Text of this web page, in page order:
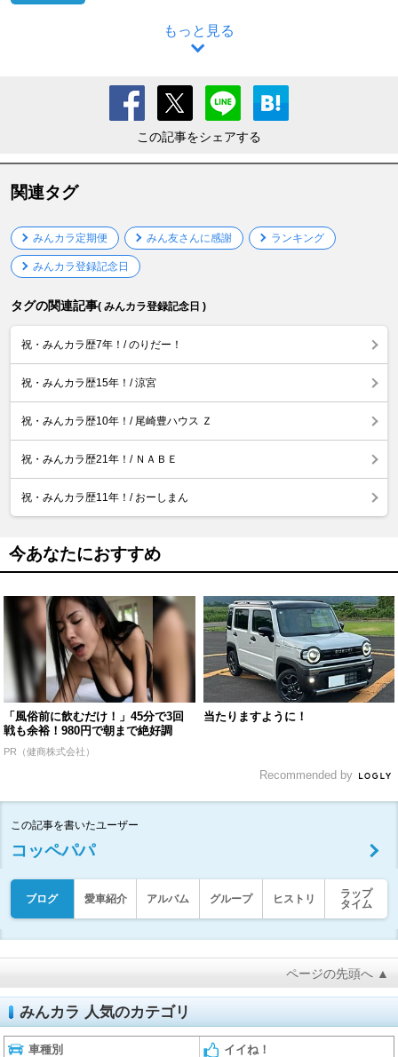
もっと見る
この記事をシェアする
関連タグ
みんカラ定期便 みん友さんに感謝 ランキング
みんカラ登録記念日
タグの関連記事( みんカラ登録記念日 )
祝・みんカラ歴7年！/ のりだー！
祝・みんカラ歴15年！/ 涼宮
祝・みんカラ歴10年！/ 尾崎豊ハウス Ｚ
祝・みんカラ歴21年！/ ＮＡＢＥ
祝・みんカラ歴11年！/ おーしまん
今あなたにおすすめ
「風俗前に飲むだけ！」45分で3回
戦も余裕！980円で朝まで絶好調
PR（健商株式会社）
当たりますように！
Recommended by
この記事を書いたユーザー
コッペパパ
ブログ 愛車紹介 アルバム グループ ヒストリ
ラップ
タイム
ページの先頭へ ▲
みんカラ 人気のカテゴリ
車種別 イイね！